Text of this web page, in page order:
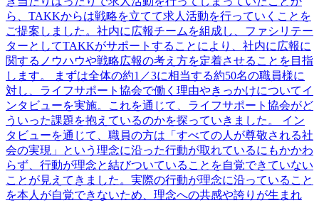
ら、TAKKからは戦略を⽴てて求⼈活動を⾏っていくことを
ご提案しました。社内に広報チームを組成し、ファシリテー
ターとしてTAKKがサポートすることにより、社内に広報に
関するノウハウや戦略広報の考え⽅を定着させることを⽬指
します。 まずは全体の約1／3に相当する約50名の職員様に
対し、ライフサポート協会で働く理由やきっかけについてイ
ンタビューを実施。これを通じて、ライフサポート協会がど
ういった課題を抱えているのかを探っていきました。 イン
タビューを通じて、職員の⽅は「すべての⼈が尊敬される社
会の実現」という理念に沿った⾏動が取れているにもかかわ
らず、⾏動が理念と結びついていることを⾃覚できていない
ことが⾒えてきました。実際の⾏動が理念に沿っていること
を本⼈が⾃覚できないため、理念への共感や誇りが⽣まれ